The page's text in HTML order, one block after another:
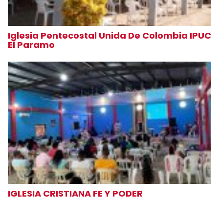
Iglesia Pentecostal Unida De Colombia IPUC
El Paramo
IGLESIA CRISTIANA FE Y PODER